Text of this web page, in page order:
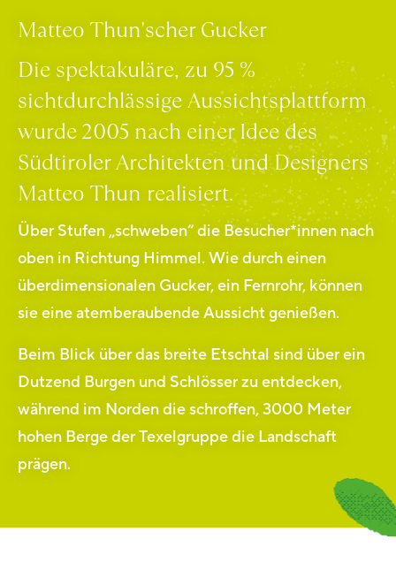
Matteo Thun'scher Gucker
Die spektakuläre, zu 95 %
sichtdurchlässige Aussichtsplattform
wurde 2005 nach einer Idee des
Südtiroler Architekten und Designers
Matteo Thun realisiert.
Über Stufen „schweben“ die Besucher*innen nach
oben in Richtung Himmel. Wie durch einen
überdimensionalen Gucker, ein Fernrohr, können
sie eine atemberaubende Aussicht genießen.
Beim Blick über das breite Etschtal sind über ein
Dutzend Burgen und Schlösser zu entdecken,
während im Norden die schroffen, 3000 Meter
hohen Berge der Texelgruppe die Landschaft
prägen.